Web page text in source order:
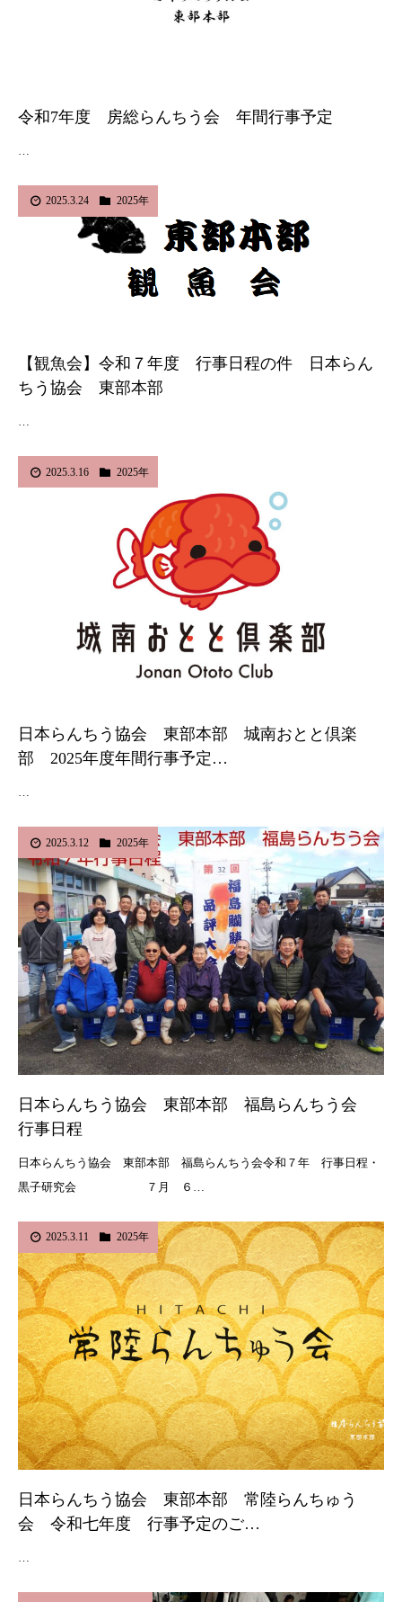
令和7年度 房総らんちう会 年間行事予定
2025.3.24 2025年
【観魚会】令和７年度 行事日程の件 日本らん
ちう協会 東部本部
…
2025.3.16 2025年
日本らんちう協会 東部本部 城南おとと倶楽
部 2025年度年間行事予定…
…
2025.3.12 2025年
日本らんちう協会 東部本部 福島らんちう会
行事日程
日本らんちう協会 東部本部 福島らんちう会令和７年 行事日程・
黒子研究会 ７月 ６…
2025.3.11 2025年
日本らんちう協会 東部本部 常陸らんちゅう
会 令和七年度 行事予定のご…